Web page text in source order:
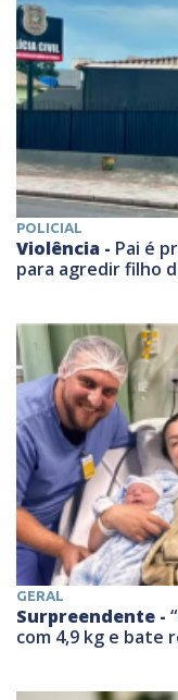
POLICIAL
Violência - Pai é
para agredir filho
GERAL
Surpreendente -
com 4,9 kg e bate